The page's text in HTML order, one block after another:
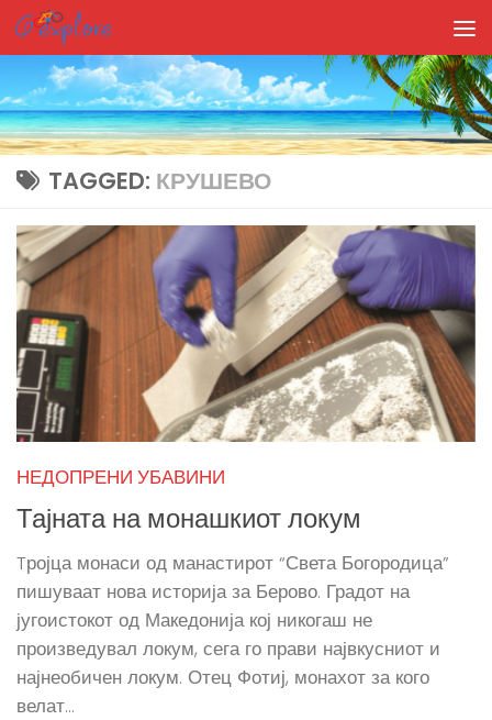
Skip to content
TAGGED: КРУШЕВО
НЕДОПРЕНИ УБАВИНИ
Тајната на монашкиот локум
Tројца монаси од манастирот “Света Богородица”
пишуваат нова историја за Берово. Градот на
југоистокот од Македонија кој никогаш не
произведувал локум, сега го прави највкусниот и
најнеобичен локум. Отец Фотиј, монахот за кого
велат...